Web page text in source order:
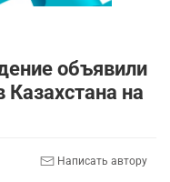
объявили
Казахстана на
Написать автору